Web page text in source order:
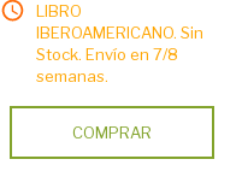
LIBRO
IBEROAMERICANO. Sin
Stock. Envío en 7/8
semanas.
COMPRAR